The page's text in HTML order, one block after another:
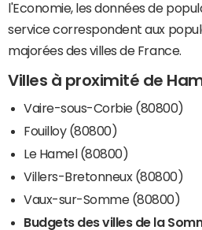
l'Economie, les données de
service correspondent aux
majorées des villes de France.
Villes à proximité de
Vaire-sous-Corbie (80800)
Fouilloy (80800)
Le Hamel (80800)
Villers-Bretonneux (80800)
Vaux-sur-Somme (80800)
Budgets des villes de la